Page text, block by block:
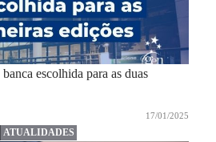
escolhida para as duas
17/01/2025
ATUALIDADES